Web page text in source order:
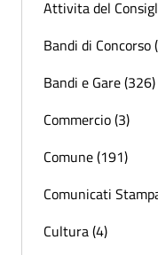
Attivita del
Bandi di Concorso
Bandi e Gare (326)
Commercio (3)
Comune (191)
Comunicati
Cultura (4)